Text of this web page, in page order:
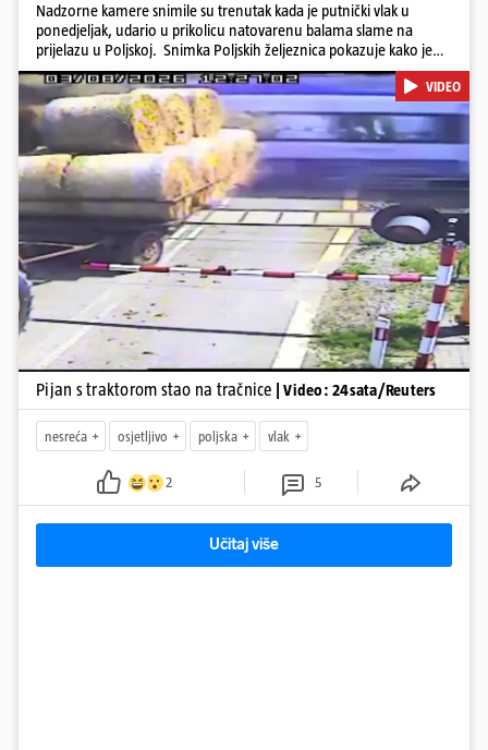
Nadzorne kamere snimile su trenutak kada je putnički vlak u
ponedjeljak, udario u prikolicu natovarenu balama slame na
prijelazu u Poljskoj. Snimka Poljskih željeznica pokazuje kako je
vozač traktora krenuo preko pruge dok su se rampe spuštale i
signalna svjetla bila uključena, a zatim se zaustavio dok su prikolice
ostale na tračnicama. Vlak je ubrzo udario u njih i probio se kroz
teret. U nesreći nije bilo ozlijeđenih. Iz PKP-a su priopćili da je
vozač traktora bio pod utjecajem alkohola te da je ugrozio živote
oko 500 putnika.
Pokretanje videa...
VIDEO
Pijan s traktorom stao na tračnice | Video: 24sata/Reuters
nesreća osjetljivo poljska vlak
2 5
Učitaj više